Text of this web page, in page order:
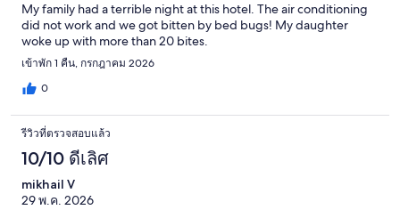
My family had a terrible night at this hotel. The air conditioning
did not work and we got bitten by bed bugs! My daughter
woke up with more than 20 bites.
เข้าพัก 1 คืน, กรกฎาคม 2026
0
รีวิวที่ตรวจสอบแล้ว
10/10 ดีเลิศ
mikhail V
29 พ.ค. 2026